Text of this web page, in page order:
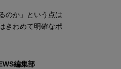
のか」という点は
きわめて明確なポ
編集部